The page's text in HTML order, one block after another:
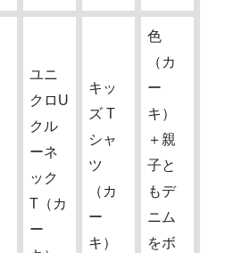
ユニ
クロU
クル
ーネ
ック
T（カ
ー
キッ
ズ T
シャ
ツ
（カ
ー
キ）
色
（カ
ー
キ）
＋親
子と
もデ
ニム
をボ